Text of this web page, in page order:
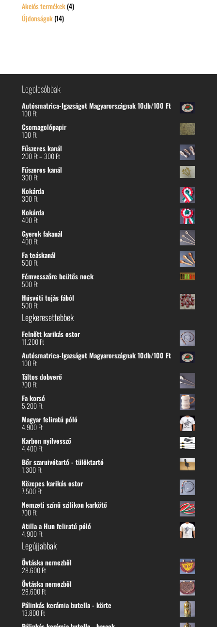
Akciós termékek (4)
Újdonságok (14)
Legolcsóbbak
Autósmatrica-Igazságot Magyarországnak 10db/100 Ft
100Ft
Csomagolópapir
100Ft
Fűszeres kanál
200Ft–300FtÁrtartomány:
-
Fűszeres kanál
300Ft
Kokárda
300Ft
Kokárda
400Ft
Gyerek fakanál
400Ft
Fa teáskanál
500Ft
Fémvesszőre beütős nock
500Ft
Húsvéti tojás fából
500Ft
Legkeresettebbek
Felnőtt karikás ostor
11.200Ft
Autósmatrica-Igazságot Magyarországnak 10db/100 Ft
100Ft
Táltos dobverő
700Ft
Fa korsó
5.200Ft
Magyar feliratú póló
4.900Ft
Karbon nyílvessző
4.400Ft
Bőr szaruivótartó - tülöktartó
1.300Ft
Közepes karikás ostor
7.500Ft
Nemzeti színű szilikon karkötő
700Ft
Atilla a Hun feliratú póló
4.900Ft
Legújjabbak
Övtáska nemezből
28.600Ft
Övtáska nemezből
28.600Ft
Pálinkás kerámia butella - körte
13.800Ft